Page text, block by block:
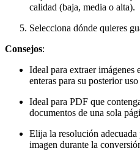
calidad (baja, media o alta).
Selecciona dónde quieres
Consejos:
Ideal para extraer imágenes
enteras para su posterior
Ideal para PDF que
documentos de una sola
Elija la resolución
imagen durante la